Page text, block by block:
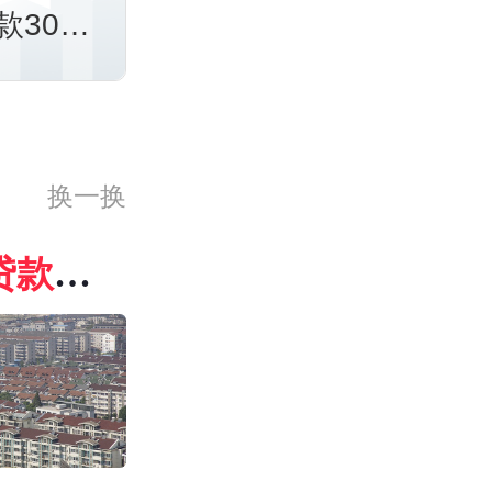
30
换一换
款期